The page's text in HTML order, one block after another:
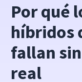
Por qué
híbridos
fallan
real